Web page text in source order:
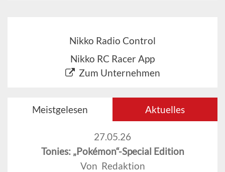
Nikko Radio Control
Nikko RC Racer App
Zum Unternehmen
Meistgelesen Aktuelles
27.05.26
Tonies: „Pokémon“-Special Edition
Von Redaktion